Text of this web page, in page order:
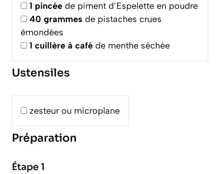
1 pincée de piment d’Espelette en poudre
40 grammes de pistaches crues
émondées
1 cuillère à café de menthe séchée
Ustensiles
zesteur ou microplane
Préparation
Étape 1